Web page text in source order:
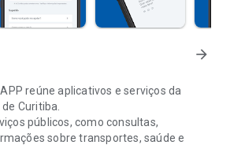
arrow_forward
reúne aplicativos e serviços da
Curitiba.
públicos, como consultas,
sobre transportes, saúde e